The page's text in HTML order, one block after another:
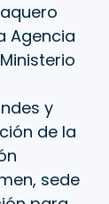
Agencia
y
de la
sede